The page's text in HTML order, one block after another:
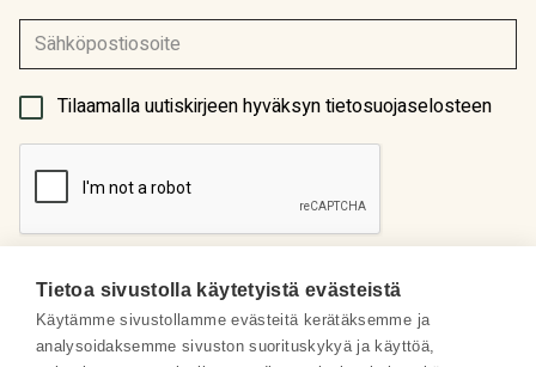
(Pakollinen)
Tilaamalla uutiskirjeen hyväksyn tietosuojaselosteen
Tietoa sivustolla käytetyistä evästeistä
Käytämme sivustollamme evästeitä kerätäksemme ja
analysoidaksemme sivuston suorituskykyä ja käyttöä,